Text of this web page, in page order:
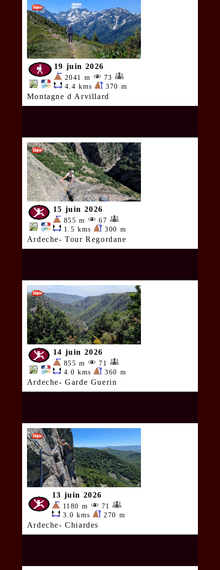
19 juin 2026
2041 m
73
4.4 kms
370 m
Montagne d Arvillard
15 juin 2026
855 m
67
1.5 kms
300 m
Ardeche- Tour Regordane
14 juin 2026
855 m
71
4.0 kms
360 m
Ardeche- Garde Guerin
13 juin 2026
1180 m
71
3.0 kms
270 m
Ardeche- Chiardes